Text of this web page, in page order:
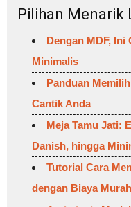
Pilihan Menarik
Dengan MDF, Ini
Minimalis
Panduan
Cantik Anda
Meja Tamu Jati:
Danish, hingga
Tutorial Cara
dengan Biaya Murah